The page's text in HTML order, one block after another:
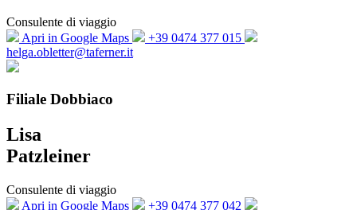
Consulente di viaggio
Apri in Google Maps
+39 0474 377 015
helga.obletter@taferner.it
Filiale Dobbiaco
Lisa
Patzleiner
Consulente di viaggio
Apri in Google Maps
+39 0474 377 042